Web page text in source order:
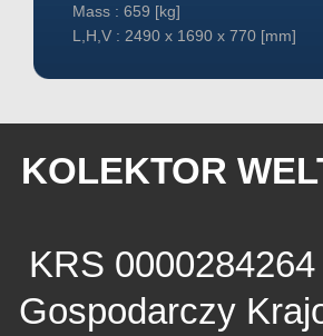
Mass : 659 [kg]
L,H,V : 2490 x 1690 x 770 [mm]
KOLEKTOR
KRS
Gospodarczy